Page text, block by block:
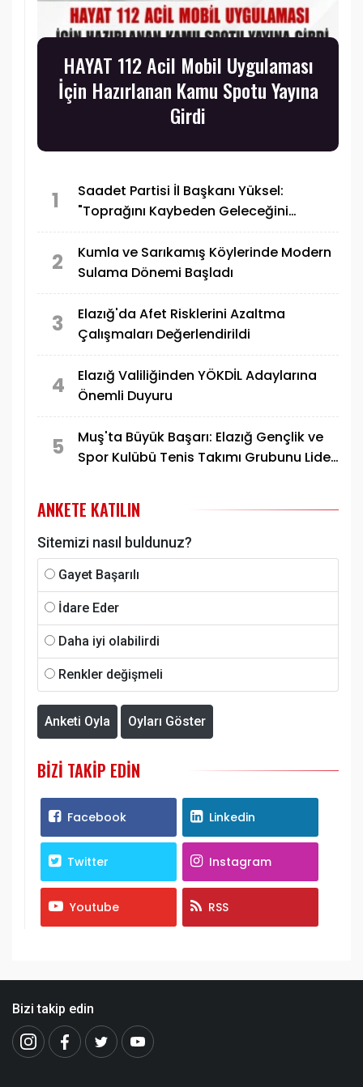
HAYAT 112 Acil Mobil Uygulaması
İçin Hazırlanan Kamu Spotu Yayına
Girdi
1
Saadet Partisi İl Başkanı Yüksel:
"Toprağını Kaybeden Geleceğini
2
Kumla ve Sarıkamış Köylerinde Modern
Sulama Dönemi Başladı
3
Elazığ'da Afet Risklerini Azaltma
Çalışmaları Değerlendirildi
4
Elazığ Valiliğinden YÖKDİL Adaylarına
Önemli Duyuru
5
Muş'ta Büyük Başarı: Elazığ Gençlik ve
Spor Kulübü Tenis Takımı Grubunu Lider
ANKETE KATILIN
Sitemizi nasıl buldunuz?
Gayet Başarılı
İdare Eder
Daha iyi olabilirdi
Renkler değişmeli
Anketi Oyla Oyları Göster
BIZI TAKIP EDIN
Facebook Linkedin
Twitter Instagram
Youtube RSS
Bizi takip edin